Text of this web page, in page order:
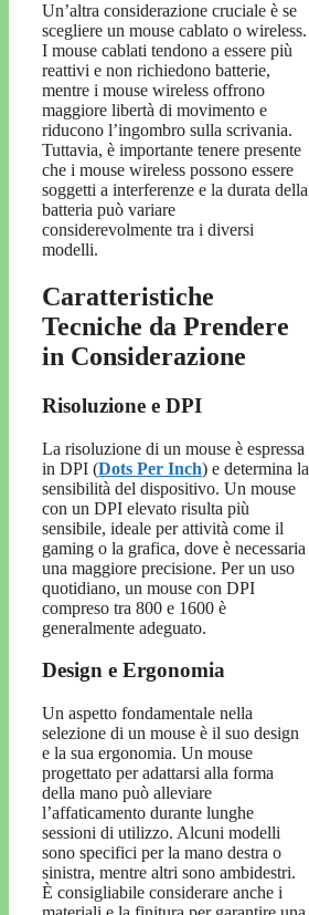
Un’altra considerazione cruciale è se
scegliere un mouse cablato o wireless.
I mouse cablati tendono a essere più
reattivi e non richiedono batterie,
mentre i mouse wireless offrono
maggiore libertà di movimento e
riducono l’ingombro sulla scrivania.
Tuttavia, è importante tenere presente
che i mouse wireless possono essere
soggetti a interferenze e la durata della
batteria può variare
considerevolmente tra i diversi
modelli.
Caratteristiche
Tecniche da Prendere
in Considerazione
Risoluzione e DPI
La risoluzione di un mouse è espressa
in DPI (Dots Per Inch) e determina la
sensibilità del dispositivo. Un mouse
con un DPI elevato risulta più
sensibile, ideale per attività come il
gaming o la grafica, dove è necessaria
una maggiore precisione. Per un uso
quotidiano, un mouse con DPI
compreso tra 800 e 1600 è
generalmente adeguato.
Design e Ergonomia
Un aspetto fondamentale nella
selezione di un mouse è il suo design
e la sua ergonomia. Un mouse
progettato per adattarsi alla forma
della mano può alleviare
l’affaticamento durante lunghe
sessioni di utilizzo. Alcuni modelli
sono specifici per la mano destra o
sinistra, mentre altri sono ambidestri.
È consigliabile considerare anche i